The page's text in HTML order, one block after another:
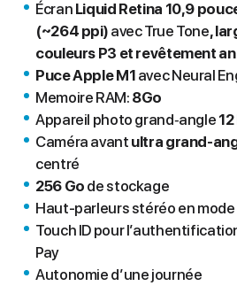
Écran Liquid Retina 10,9
(~264 ppi) avec True Tone,
couleurs P3 et revêtement
Puce Apple M1 avec Neural
Memoire RAM: 8Go
Appareil photo grand‐angle
Caméra avant ultra grand-
centré
256 Go de stockage
Haut-parleurs stéréo en
Touch ID pour
Pay
Autonomie d’une journée